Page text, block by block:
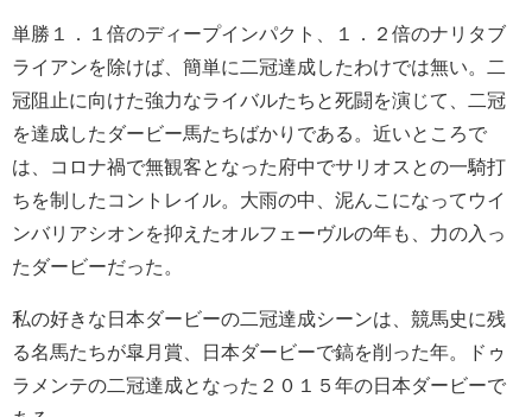
単勝１．１倍のディープインパクト、１．２倍のナリタブ
ライアンを除けば、簡単に二冠達成したわけでは無い。二
冠阻止に向けた強力なライバルたちと死闘を演じて、二冠
を達成したダービー馬たちばかりである。近いところで
は、コロナ禍で無観客となった府中でサリオスとの一騎打
ちを制したコントレイル。大雨の中、泥んこになってウイ
ンバリアシオンを抑えたオルフェーヴルの年も、力の入っ
たダービーだった。
私の好きな日本ダービーの二冠達成シーンは、競馬史に残
る名馬たちが皐月賞、日本ダービーで鎬を削った年。ドゥ
ラメンテの二冠達成となった２０１５年の日本ダービーで